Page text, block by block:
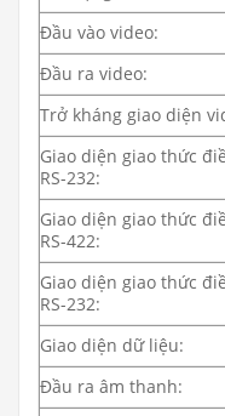
Đầu vào video:
Đầu ra video:
Trở kháng giao diện
Giao diện giao thức
RS-232:
Giao diện giao thức
RS-422:
Giao diện giao thức
RS-232:
Giao diện dữ liệu:
Đầu ra âm thanh: